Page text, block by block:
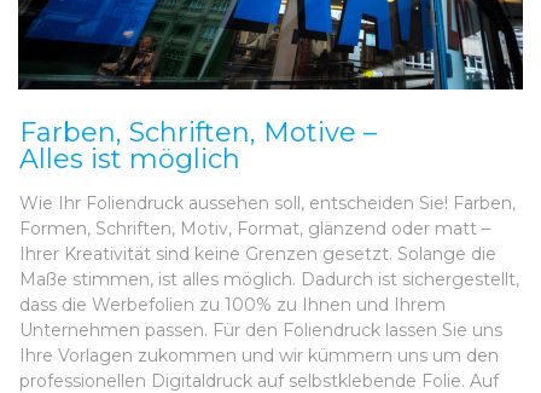
Farben, Schriften, Motive –
Alles ist möglich
Wie Ihr Foliendruck aussehen soll, entscheiden Sie! Farben,
Formen, Schriften, Motiv, Format, glänzend oder matt –
Ihrer Kreativität sind keine Grenzen gesetzt. Solange die
Maße stimmen, ist alles möglich. Dadurch ist sichergestellt,
dass die Werbefolien zu 100% zu Ihnen und Ihrem
Unternehmen passen. Für den Foliendruck lassen Sie uns
Ihre Vorlagen zukommen und wir kümmern uns um den
professionellen Digitaldruck auf selbstklebende Folie. Auf